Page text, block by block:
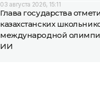
03 августа 2026, 15:11
Глава государства
казахстанских
международной
ИИ